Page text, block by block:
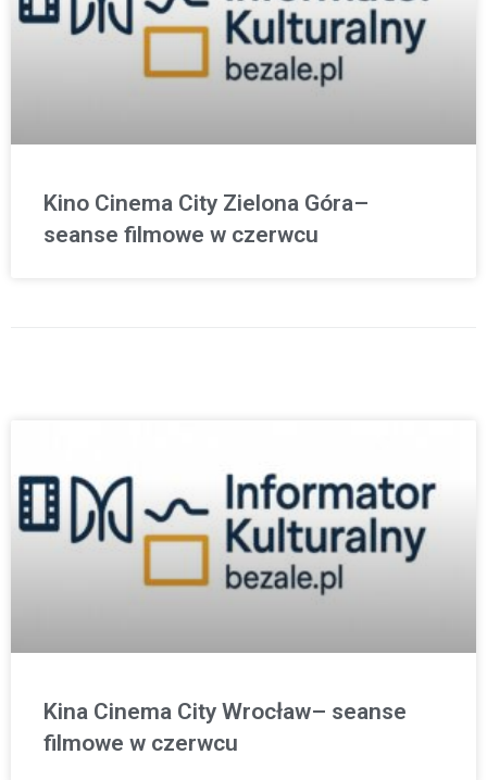
Kino Cinema City Zielona Góra–
seanse filmowe w czerwcu
Kina Cinema City Wrocław– seanse
filmowe w czerwcu